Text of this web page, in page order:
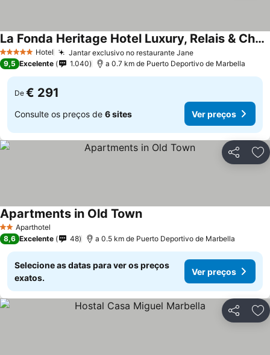
5 Estrelas Hotel Jantar exclusivo no restaurante Jane
La Fonda Heritage Hotel Luxury, Relais & Châteaux
9,5 Excelente 1.040 a 0.7 km de Puerto Deportivo de Marbella
De € 291
Consulte os preços de 6 sites Ver preços
Partilhar
2 EstrelasAparthotel
Apartments in Old Town
8,6 Excelente 48 a 0.5 km de Puerto Deportivo de Marbella
Selecione as datas para ver os preços
exatos.
Ver preços
Partilhar